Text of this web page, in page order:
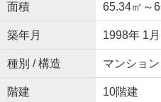
面積 65.34㎡～
築年月 1998年 1
種別 / 構造 マンショ
階建 10階建